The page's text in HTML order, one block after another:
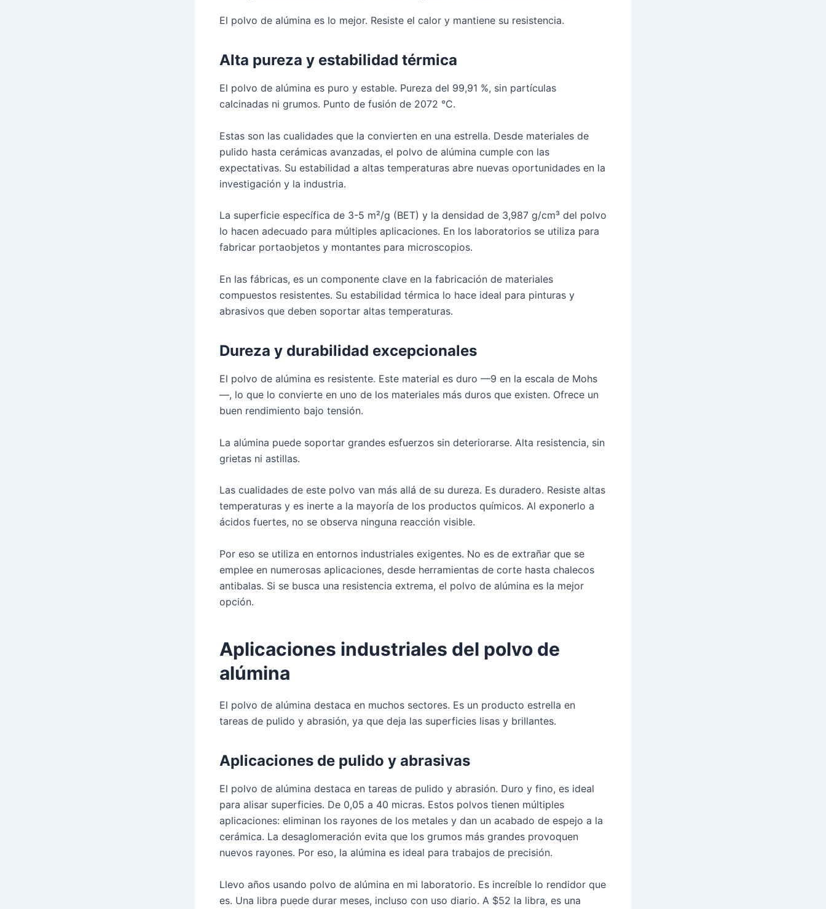
El polvo de alúmina es lo mejor. Resiste el calor y mantiene su resistencia.
Alta pureza y estabilidad térmica
El polvo de alúmina es puro y estable. Pureza del 99,91 %, sin partículas
calcinadas ni grumos. Punto de fusión de 2072 °C.
Estas son las cualidades que la convierten en una estrella. Desde materiales de
pulido hasta cerámicas avanzadas, el polvo de alúmina cumple con las
expectativas. Su estabilidad a altas temperaturas abre nuevas oportunidades en la
investigación y la industria.
La superficie específica de 3-5 m²/g (BET) y la densidad de 3,987 g/cm³ del polvo
lo hacen adecuado para múltiples aplicaciones. En los laboratorios se utiliza para
fabricar portaobjetos y montantes para microscopios.
En las fábricas, es un componente clave en la fabricación de materiales
compuestos resistentes. Su estabilidad térmica lo hace ideal para pinturas y
abrasivos que deben soportar altas temperaturas.
Dureza y durabilidad excepcionales
El polvo de alúmina es resistente. Este material es duro —9 en la escala de Mohs
—, lo que lo convierte en uno de los materiales más duros que existen. Ofrece un
buen rendimiento bajo tensión.
La alúmina puede soportar grandes esfuerzos sin deteriorarse. Alta resistencia, sin
grietas ni astillas.
Las cualidades de este polvo van más allá de su dureza. Es duradero. Resiste altas
temperaturas y es inerte a la mayoría de los productos químicos. Al exponerlo a
ácidos fuertes, no se observa ninguna reacción visible.
Por eso se utiliza en entornos industriales exigentes. No es de extrañar que se
emplee en numerosas aplicaciones, desde herramientas de corte hasta chalecos
antibalas. Si se busca una resistencia extrema, el polvo de alúmina es la mejor
opción.
Aplicaciones industriales del polvo de
alúmina
El polvo de alúmina destaca en muchos sectores. Es un producto estrella en
tareas de pulido y abrasión, ya que deja las superficies lisas y brillantes.
Aplicaciones de pulido y abrasivas
El polvo de alúmina destaca en tareas de pulido y abrasión. Duro y fino, es ideal
para alisar superficies. De 0,05 a 40 micras. Estos polvos tienen múltiples
aplicaciones: eliminan los rayones de los metales y dan un acabado de espejo a la
cerámica. La desaglomeración evita que los grumos más grandes provoquen
nuevos rayones. Por eso, la alúmina es ideal para trabajos de precisión.
Llevo años usando polvo de alúmina en mi laboratorio. Es increíble lo rendidor que
es. Una libra puede durar meses, incluso con uso diario. A $52 la libra, es una